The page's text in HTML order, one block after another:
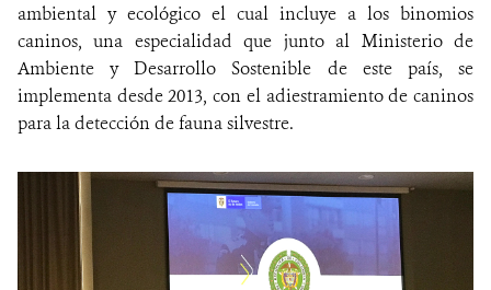
ambiental y ecológico el cual incluye a los binomios
caninos, una especialidad que junto al Ministerio de
Ambiente y Desarrollo Sostenible de este país, se
implementa desde 2013, con el adiestramiento de caninos
para la detección de fauna silvestre.